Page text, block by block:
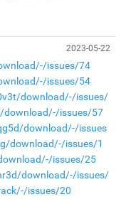
2023-05-22
issues/74
issues/54
download/-/issues/
download/-/issues/57
download/-/issues
download/-/issues/1
issues/25
download/-/issues/
issues/20